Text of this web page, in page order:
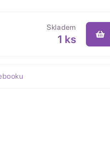
Skladem
1 ks